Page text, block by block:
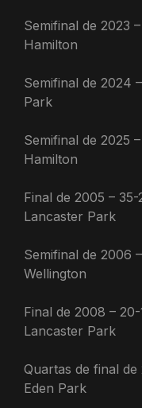
Semifinal de 2023
Hamilton
Semifinal de 2024
Park
Semifinal de 2025
Hamilton
Final de 2005 –
Lancaster Park
Semifinal de 2006
Wellington
Final de 2008 –
Lancaster Park
Quartas de final de
Eden Park